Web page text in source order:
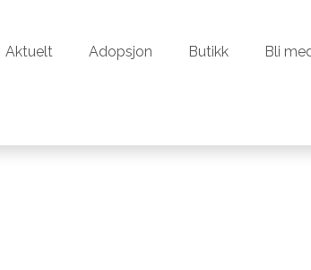
Aktuelt Adopsjon Butikk Bli